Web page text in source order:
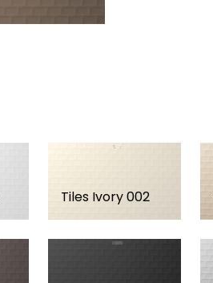
Tiles Ivory 002